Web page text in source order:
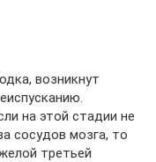
возникнут
на этой стадии не
сосудов мозга, то
третьей